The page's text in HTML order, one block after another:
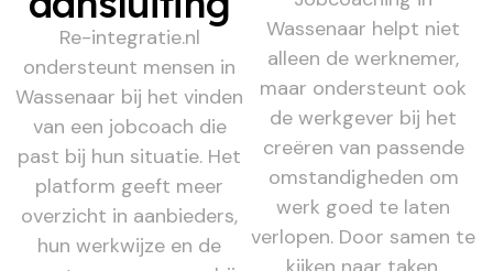
Re-integratie.nl
ondersteunt mensen in
Wassenaar bij het vinden
van een jobcoach die
past bij hun situatie. Het
platform geeft meer
overzicht in aanbieders,
hun werkwijze en de
Wassenaar helpt niet
alleen de werknemer,
maar ondersteunt ook
de werkgever bij het
creëren van passende
omstandigheden om
werk goed te laten
verlopen. Door samen te